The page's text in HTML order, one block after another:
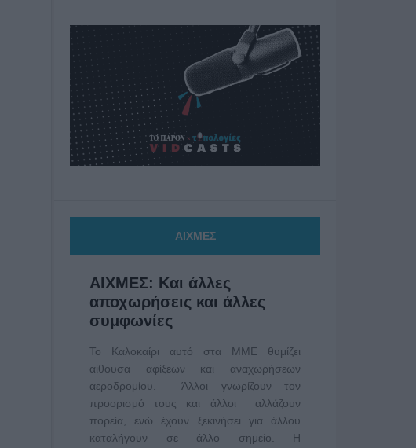
ΑΙΧΜΕΣ
ΑΙΧΜΕΣ: Και άλλες
αποχωρήσεις και άλλες
συμφωνίες
Το Καλοκαίρι αυτό στα ΜΜΕ θυμίζει
αίθουσα αφίξεων και αναχωρήσεων
αεροδρομίου. Άλλοι γνωρίζουν τον
προορισμό τους και άλλοι αλλάζουν
πορεία, ενώ έχουν ξεκινήσει για άλλου
καταλήγουν σε άλλο σημείο. Η